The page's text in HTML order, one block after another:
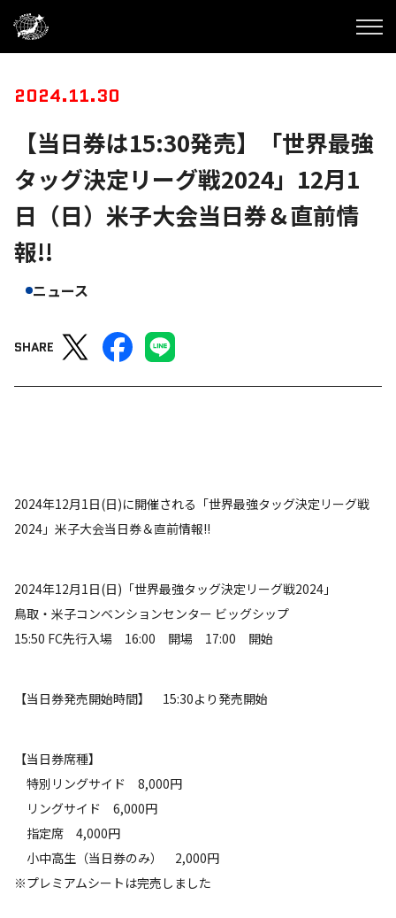
2024.11.30
【当日券は15:30発売】「世界最強
タッグ決定リーグ戦2024」12月1
日（日）米子大会当日券＆直前情
報!!
ニュース
SHARE
2024年12月1日(日)に開催される「世界最強タッグ決定リーグ戦
2024」米子大会当日券＆直前情報!!
2024年12月1日(日)「世界最強タッグ決定リーグ戦2024」
鳥取・米子コンベンションセンター ビッグシップ
15:50 FC先行入場 16:00 開場 17:00 開始
【当日券発売開始時間】 15:30より発売開始
【当日券席種】
特別リングサイド 8,000円
リングサイド 6,000円
指定席 4,000円
小中高生（当日券のみ） 2,000円
※プレミアムシートは完売しました